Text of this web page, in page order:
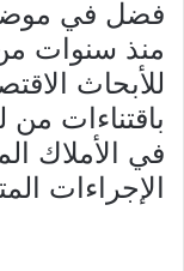
فضل في
منذ سنوات من
للأبحاث
باقتناءات
في الأملاك
الإجراءات